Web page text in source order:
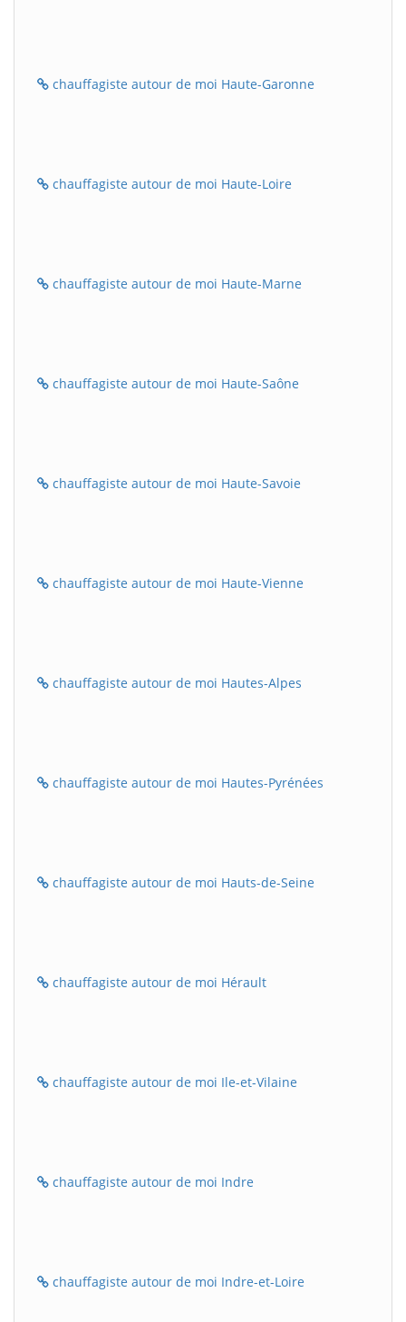
chauffagiste autour de moi Haute-Garonne
chauffagiste autour de moi Haute-Loire
chauffagiste autour de moi Haute-Marne
chauffagiste autour de moi Haute-Saône
chauffagiste autour de moi Haute-Savoie
chauffagiste autour de moi Haute-Vienne
chauffagiste autour de moi Hautes-Alpes
chauffagiste autour de moi Hautes-Pyrénées
chauffagiste autour de moi Hauts-de-Seine
chauffagiste autour de moi Hérault
chauffagiste autour de moi Ile-et-Vilaine
chauffagiste autour de moi Indre
chauffagiste autour de moi Indre-et-Loire